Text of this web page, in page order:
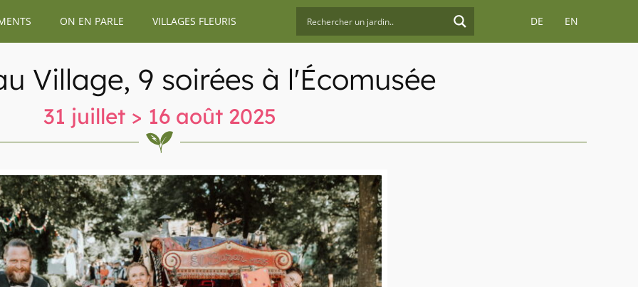
ON EN PARLE VILLAGES FLEURIS DE EN
Village, 9 soirées à l'Écomusée
31 juillet > 16 août 2025